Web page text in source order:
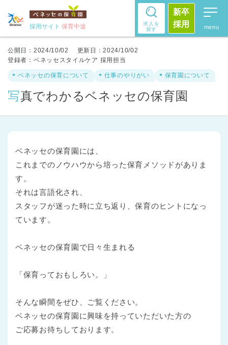
採用サイト 保育中途
求人を
探す
新卒
採用
公開日：2024/10/02
更新日：2024/10/02
登録者： ベネッセスタイルケア 採用担当
ベネッセの保育について 仕事のやりがい 保育園について
写真でわかるベネッセの保育園
ベネッセの保育園には、
これまでのノウハウから培った保育メソッドがありま
す。
それは言語化され、
スタッフが迷った時に立ち返り、保育のヒントになっ
ています。
ベネッセの保育園で日々生まれる
「保育っておもしろい。」
そんな瞬間をぜひ、ご覧ください。
ベネッセの保育園に興味を持っていただいた方の
ご応募お待ちしております。